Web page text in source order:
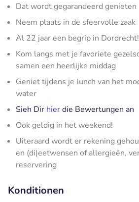
Dat wordt gegarandeerd genieten
Neem plaats in de sfeervolle zaak
Al 22 jaar een begrip in Dordrecht!
Kom langs met je favoriete
samen een heerlijke middag
Geniet tijdens je lunch van het
water
Sieh Dir hierdie Bewertungen an
Ook geldig in het weekend!
Uiteraard wordt er rekening
en (di)eetwensen of allergieën,
reservering
Konditionen